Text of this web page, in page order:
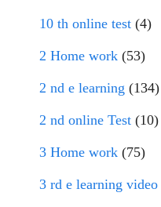
10 th online test (4)
2 Home work (53)
2 nd e learning (134)
2 nd online Test (10)
3 Home work (75)
3 rd e learning video